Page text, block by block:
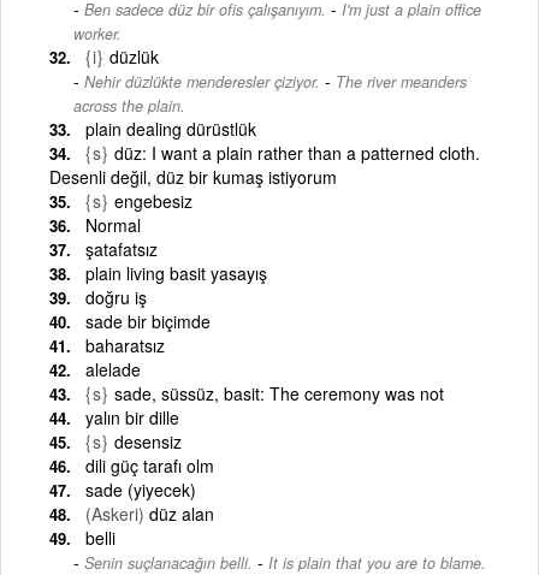
Ben sadece düz bir ofis çalışanıyım. - I'm just a plain office
worker.
{i} düzlük
Nehir düzlükte menderesler çiziyor. - The river meanders
across the plain.
plain dealing dürüstlük
{s} düz: I want a plain rather than a patterned cloth.
Desenli değil, düz bir kumaş istiyorum
{s} engebesiz
Normal
şatafatsız
plain living basit yasayış
doğru iş
sade bir biçimde
baharatsız
alelade
{s} sade, süssüz, basit: The ceremony was not
yalın bir dille
{s} desensiz
dili güç tarafı olm
sade (yiyecek)
(Askeri) düz alan
belli
Senin suçlanacağın belli. - It is plain that you are to blame.